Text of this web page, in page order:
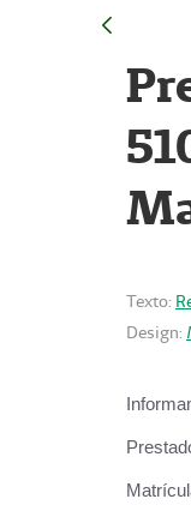
Texto:
Design: